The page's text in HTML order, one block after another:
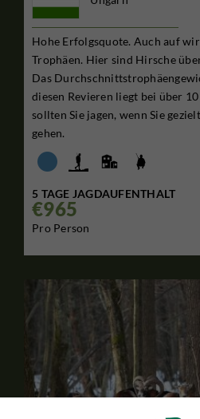
Hohe Erfolgsquote. Auch auf
Trophäen. Hier sind Hirsche
Das
diesen Revieren liegt bei über
sollten Sie jagen, wenn Sie
gehen.
5 TAGE JAGDAUFENTHALT
€965
Pro Person